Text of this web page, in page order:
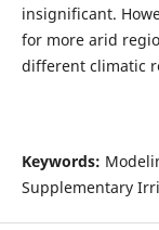
insignificant.
for more arid
different climatic
Keywords:
Supplementary